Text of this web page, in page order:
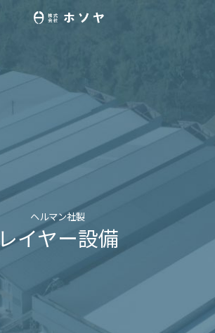
ヘルマン社製
レイヤー設備